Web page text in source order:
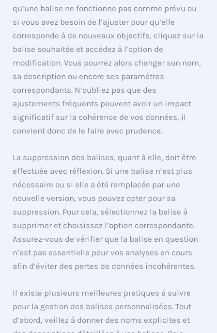
qu’une balise ne fonctionne pas comme prévu ou
si vous avez besoin de l’ajuster pour qu’elle
corresponde à de nouveaux objectifs, cliquez sur la
balise souhaitée et accédez à l’option de
modification. Vous pourrez alors changer son nom,
sa description ou encore ses paramètres
correspondants. N’oubliez pas que des
ajustements fréquents peuvent avoir un impact
significatif sur la cohérence de vos données, il
convient donc de le faire avec prudence.
La suppression des balises, quant à elle, doit être
effectuée avec réflexion. Si une balise n’est plus
nécessaire ou si elle a été remplacée par une
nouvelle version, vous pouvez opter pour sa
suppression. Pour cela, sélectionnez la balise à
supprimer et choisissez l’option correspondante.
Assurez-vous de vérifier que la balise en question
n’est pas essentielle pour vos analyses en cours
afin d’éviter des pertes de données incohérentes.
Il existe plusieurs meilleures pratiques à suivre
pour la gestion des balises personnalisées. Tout
d’abord, veillez à donner des noms explicites et